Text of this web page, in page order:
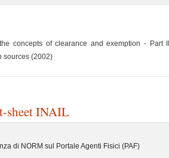
concepts of clearance and exemption - Part
sources (2002)
sheet INAIL
di NORM sul Portale Agenti Fisici (PAF)